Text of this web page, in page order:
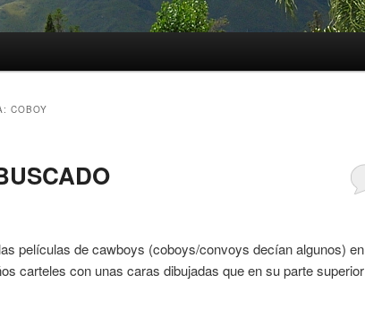
COBOY
películas de cawboys (coboys/convoys decían algunos) en
carteles con unas caras dibujadas que en su parte superior